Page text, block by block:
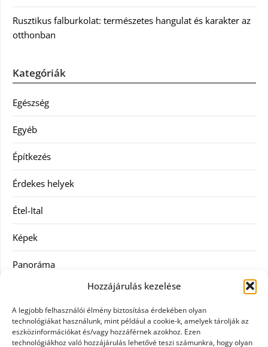
Hozzájárulás kezelése
A legjobb felhasználói élmény biztosítása érdekében olyan
technológiákat használunk, mint például a cookie-k, amelyek tárolják az
eszközinformációkat és/vagy hozzáférnek azokhoz. Ezen
technológiákhoz való hozzájárulás lehetővé teszi számunkra, hogy olyan
Rusztikus falburkolat: természetes hangulat és karakter az
otthonban
Kategóriák
Egészség
Egyéb
Építkezés
Érdekes helyek
Étel-Ital
Képek
Panoráma
Szolgáltatás